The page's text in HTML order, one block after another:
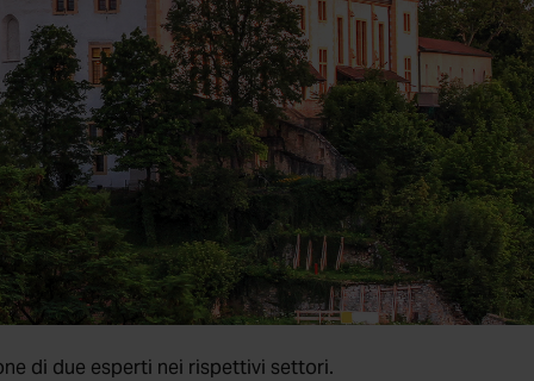
di due esperti nei rispettivi settori.